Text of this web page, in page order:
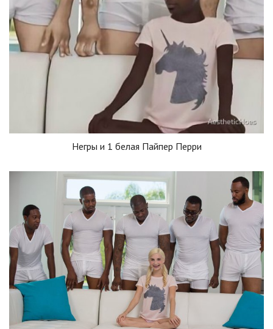
Негры и 1 белая Пайпер Перри